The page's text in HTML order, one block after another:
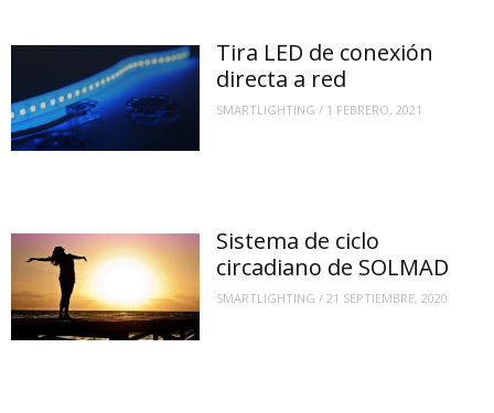
Tira LED de conexión
directa a red
SMARTLIGHTING / 1 FEBRERO, 2021
Sistema de ciclo
circadiano de SOLMAD
SMARTLIGHTING / 21 SEPTIEMBRE, 2020